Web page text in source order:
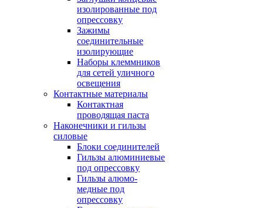
изолированные под
опрессовку
Зажимы
соединительные
изолирующие
Наборы клеммников
для сетей уличного
освещения
Контактные материалы
Контактная
проводящая паста
Наконечники и гильзы
силовые
Блоки соединителей
Гильзы алюминиевые
под опрессовку
Гильзы алюмо-
медные под
опрессовку